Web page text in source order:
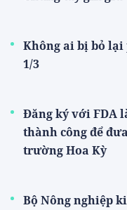
Không ai bị bỏ lại
1/3
Đăng ký với FDA
thành công để
trường Hoa Kỳ
Bộ Nông nghiệp